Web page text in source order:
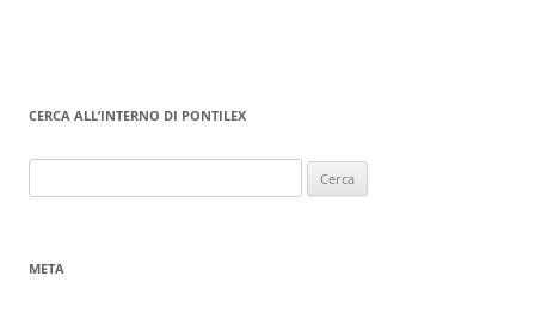
CERCA ALL’INTERNO DI PONTILEX
per:
META